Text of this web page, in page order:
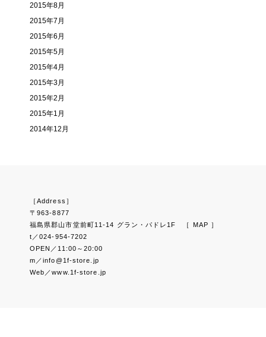
2015年8月
2015年7月
2015年6月
2015年5月
2015年4月
2015年3月
2015年2月
2015年1月
2014年12月
［Address］
〒963-8877
福島県郡山市堂前町11-14 グラン・パドレ1F
［ MAP ］
t／024-954-7202
OPEN／11:00～20:00
m／info@1f-store.jp
Web／www.1f-store.jp